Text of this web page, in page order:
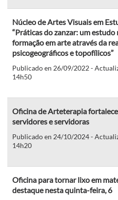
Núcleo de Artes Visuais em
“Práticas do zanzar: um
formação em arte através da
psicogeográficos e topofílicos”
Publicado en 26/09/2022 -
14h50
Oficina de Arteterapia
servidores e servidoras
Publicado en 24/10/2024 -
14h20
Oficina para tornar lixo em
destaque nesta quinta-feira, 6